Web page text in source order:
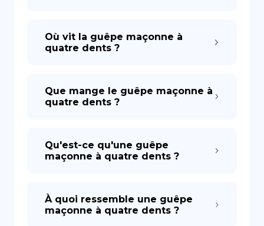
Où vit la guêpe maçonne à
quatre dents ?
Que mange le guêpe maçonne à
quatre dents ?
Qu'est-ce qu'une guêpe
maçonne à quatre dents ?
À quoi ressemble une guêpe
maçonne à quatre dents ?